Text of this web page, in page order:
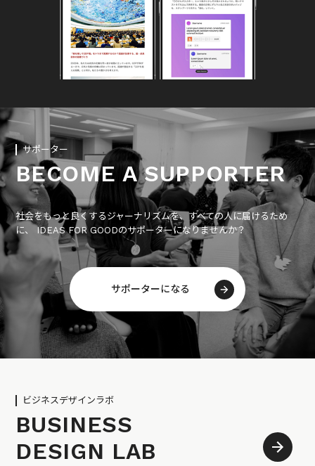
サポーター
BECOME A SUPPORTER
社会をもっと良くするジャーナリズムを、すべての人に届けるため
に、 IDEAS FOR GOODのサポーターになりませんか？
サポーターになる
ビジネスデザインラボ
BUSINESS
DESIGN LAB